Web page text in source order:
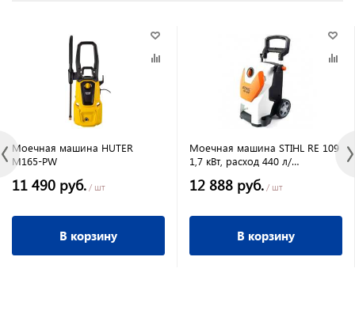
Моечная машина HUTER
M165-PW
11 490 руб. / шт
В корзину
Моечная машина STIHL RE 109
1,7 кВт, расход 440 л/
всас.1м,шланг 5м
12 888 руб. / шт
В корзину